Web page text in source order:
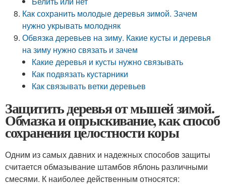
Как сохранить молодые деревья зимой. Зачем
нужно укрывать молодняк
Обвязка деревьев на зиму. Какие кусты и деревья
на зиму нужно связать и зачем
Какие деревья и кусты нужно связывать
Как подвязать кустарники
Как связывать ветки деревьев
Защитить деревья от мышей зимой.
Обмазка и опрыскивание, как способ
сохранения целостности коры
Одним из самых давних и надежных способов защиты
считается обмазывание штамбов яблонь различными
смесями. К наиболее действенным относятся: